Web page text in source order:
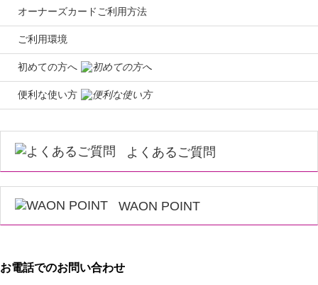
オーナーズカードご利用方法
ご利用環境
初めての方へ
便利な使い方
よくあるご質問
WAON POINT
お電話でのお問い合わせ